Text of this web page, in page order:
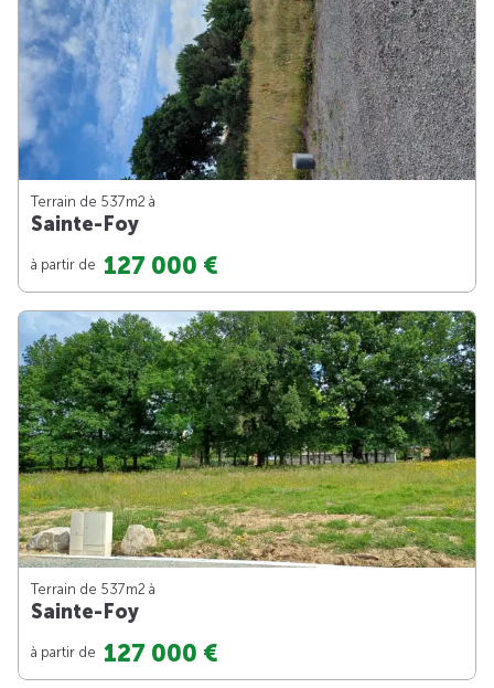
Terrain de 537m2 à
Sainte-Foy
à partir de 127 000 €
Terrain de 537m2 à
Sainte-Foy
à partir de 127 000 €